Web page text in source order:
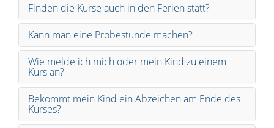
Finden die Kurse auch in den Ferien statt?
Kann man eine Probestunde machen?
Wie melde ich mich oder mein Kind zu einem
Kurs an?
Bekommt mein Kind ein Abzeichen am Ende des
Kurses?